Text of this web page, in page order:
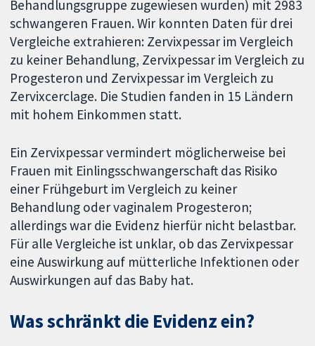
Behandlungsgruppe zugewiesen wurden) mit 2983
schwangeren Frauen. Wir konnten Daten für drei
Vergleiche extrahieren: Zervixpessar im Vergleich
zu keiner Behandlung, Zervixpessar im Vergleich zu
Progesteron und Zervixpessar im Vergleich zu
Zervixcerclage. Die Studien fanden in 15 Ländern
mit hohem Einkommen statt.
Ein Zervixpessar vermindert möglicherweise bei
Frauen mit Einlingsschwangerschaft das Risiko
einer Frühgeburt im Vergleich zu keiner
Behandlung oder vaginalem Progesteron;
allerdings war die Evidenz hierfür nicht belastbar.
Für alle Vergleiche ist unklar, ob das Zervixpessar
eine Auswirkung auf mütterliche Infektionen oder
Auswirkungen auf das Baby hat.
Was schränkt die Evidenz ein?